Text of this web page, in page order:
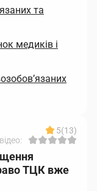
та
медиків і
5(13)
ТЦК вже